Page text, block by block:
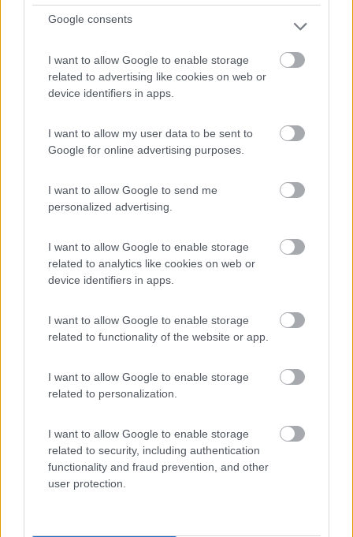
Google consents
I want to allow Google to enable storage
related to advertising like cookies on web or
device identifiers in apps.
I want to allow my user data to be sent to
Google for online advertising purposes.
I want to allow Google to send me
personalized advertising.
I want to allow Google to enable storage
related to analytics like cookies on web or
device identifiers in apps.
I want to allow Google to enable storage
related to functionality of the website or app.
I want to allow Google to enable storage
related to personalization.
I want to allow Google to enable storage
related to security, including authentication
functionality and fraud prevention, and other
user protection.
e piatti tipici, presso la stube si può mangiare anche uno stinco
https://youtu.be/OZBkqxTbeyo
(sia notte che giorno), a volte la polizia passa sul tardi a
verificare e gentilmente fa spostare in AA 47.973397, 11.185273
CS, 12 euro 24h, 15 euro con elettricità, acqua a pagamento,
circa 40 posti, accettate anche roulotte, nel ticket è compreso
un buono per una piccola birra alla stube.
immediate adiacenze se fosse piena), non si possono lasciare i
camper nel parcheggio esterno all'AA (notizia che mi è stata
data personalmente da un addetto del monastero). La
notte (i servizi sono sempre a pagamento)
http://www.wohnmobilstellplatz-...
http://www.tuttobaviera.it/ande...
http://www.andechs.de/kloster-a...